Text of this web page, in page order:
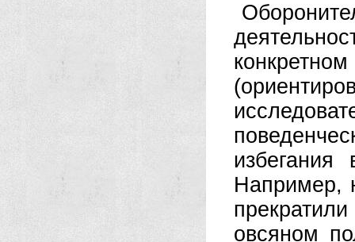
избегания
Например,
овсяном